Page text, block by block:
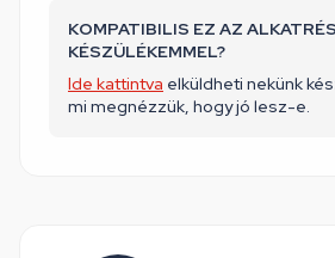
KOMPATIBILIS EZ AZ
KÉSZÜLÉKEMMEL?
Ide kattintva elküldheti nekünk
mi megnézzük, hogy jó lesz-e.